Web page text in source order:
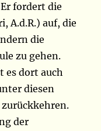
fordert die
A.d.R.) auf, die
die
zu gehen.
es dort auch
diesen
der